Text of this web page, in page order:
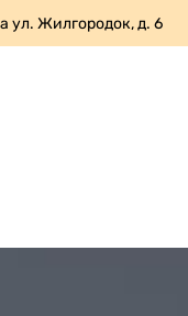
ул. Жилгородок, д. 6